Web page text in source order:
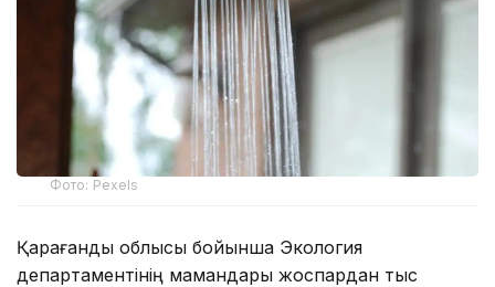
Фото: Pexels
Қарағанды облысы бойынша Экология
департаментінің мамандары жоспардан тыс